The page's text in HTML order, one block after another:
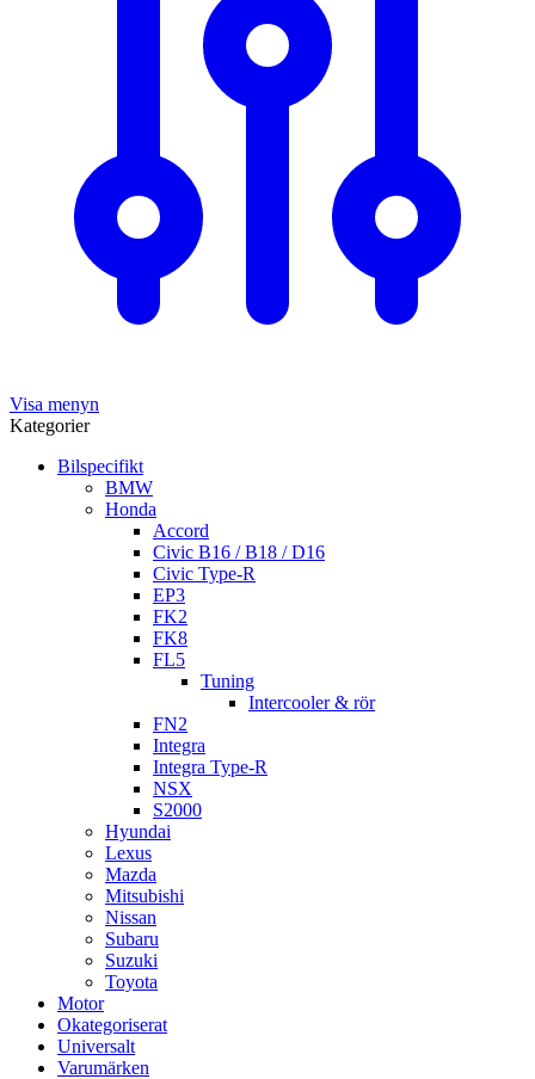
Visa menyn
Kategorier
Bilspecifikt
BMW
Honda
Accord
Civic B16 / B18 / D16
Civic Type-R
EP3
FK2
FK8
FL5
Tuning
Intercooler & rör
FN2
Integra
Integra Type-R
NSX
S2000
Hyundai
Lexus
Mazda
Mitsubishi
Nissan
Subaru
Suzuki
Toyota
Motor
Okategoriserat
Universalt
Varumärken